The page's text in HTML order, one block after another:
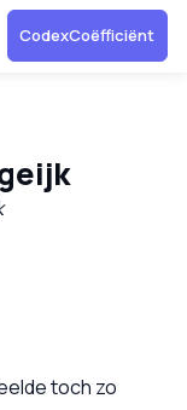
CodexCoëfficiënt
toch zo